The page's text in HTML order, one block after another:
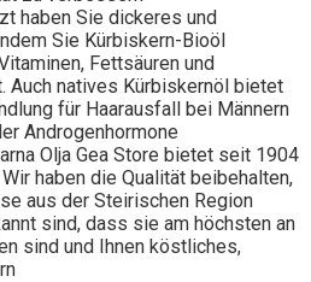
haben Sie dickeres und
Sie Kürbiskern-Bioöl
Fettsäuren und
Auch natives Kürbiskernöl bietet
für Haarausfall bei Männern
Androgenhormone
Olja Gea Store bietet seit 1904
haben die Qualität beibehalten,
aus der Steirischen Region
sind, dass sie am höchsten an
sind und Ihnen köstliches,